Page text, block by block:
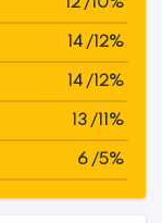
14 /12%
14 /12%
13 /11%
6 /5%